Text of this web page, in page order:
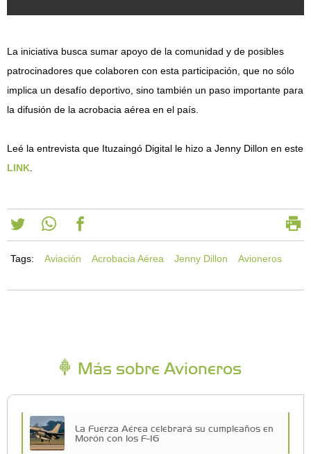
La iniciativa busca sumar apoyo de la comunidad y de posibles
patrocinadores que colaboren con esta participación, que no sólo
implica un desafío deportivo, sino también un paso importante para
la difusión de la acrobacia aérea en el país.
Leé la entrevista que Ituzaingó Digital le hizo a Jenny Dillon en este
LINK
Tags: Aviación Acrobacia Aérea Jenny Dillon Avioneros
Más sobre Avioneros
La Fuerza Aérea celebrará su cumpleaños en
Morón con los F-16